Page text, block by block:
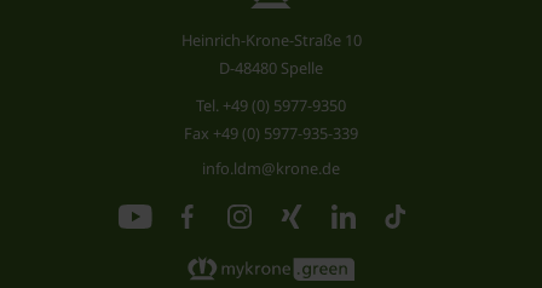
Heinrich-Krone-Straße 10
D-48480 Spelle
Tel. +49 (0) 5977-9350
Fax +49 (0) 5977-935-339
info.ldm@krone.de